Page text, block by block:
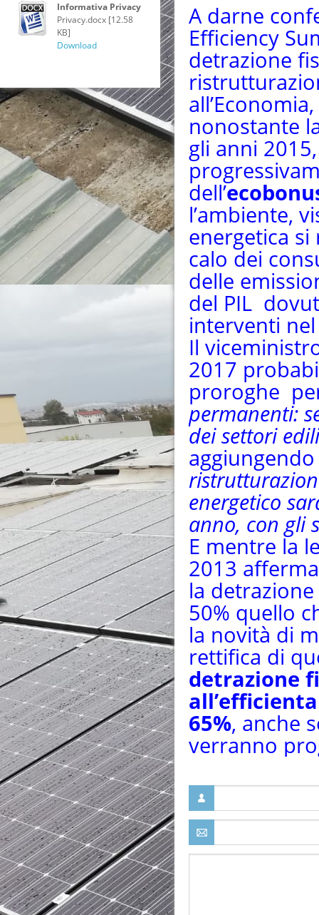
MonitoraggioInformativa Privacy
Privacy.docx [12.58
KB]
Download
A darne
Efficiency
detrazione
all’Economia,
nonostante
gli anni
dell’
l’ambiente,
energetica
calo dei
delle
del PIL
interventi
Il
2017
proroghe
permanenti:
dei settori
aggiungendo
energetico
anno, con gli
E mentre la
2013
la
50% quello
la novità di
rettifica di
detrazione
65%, anche
verranno